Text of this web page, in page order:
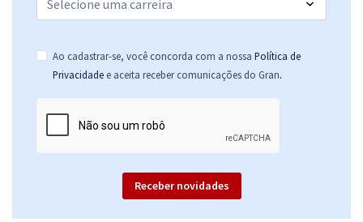
Ao cadastrar-se, você concorda com a nossa Política de
Privacidade e aceita receber comunicações do Gran.
Receber novidades